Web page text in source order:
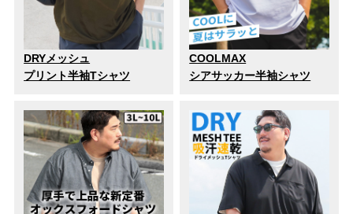
DRYメッシュ
プリント半袖Tシャツ
COOLMAX
シアサッカー半袖シャツ